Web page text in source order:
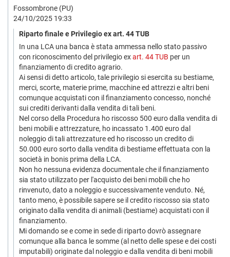
Fossombrone (PU)
24/10/2025 19:33
Riparto finale e Privilegio ex art. 44 TUB
In una LCA una banca è stata ammessa nello stato passivo
con riconoscimento del privilegio exart. 44 TUB per un
finanziamento di credito agrario.
Ai sensi di detto articolo, tale privilegio si esercita su bestiame,
merci, scorte, materie prime, macchine ed attrezzi e altri beni
comunque acquistati con il finanziamento concesso, nonché
sui crediti derivanti dalla vendita di tali beni.
Nel corso della Procedura ho riscosso 500 euro dalla vendita di
beni mobili e attrezzature, ho incassato 1.400 euro dal
noleggio di tali attrezzature ed ho riscosso un credito di
50.000 euro sorto dalla vendita di bestiame effettuata con la
società in bonis prima della LCA.
Non ho nessuna evidenza documentale che il finanziamento
sia stato utilizzato per l'acquisto dei beni mobili che ho
rinvenuto, dato a noleggio e successivamente venduto. Né,
tanto meno, è possibile sapere se il credito riscosso sia stato
originato dalla vendita di animali (bestiame) acquistati con il
finanziamento.
Mi domando se e come in sede di riparto dovrò assegnare
comunque alla banca le somme (al netto delle spese e dei costi
imputabili) originate dal noleggio e dalla vendita di beni mobili